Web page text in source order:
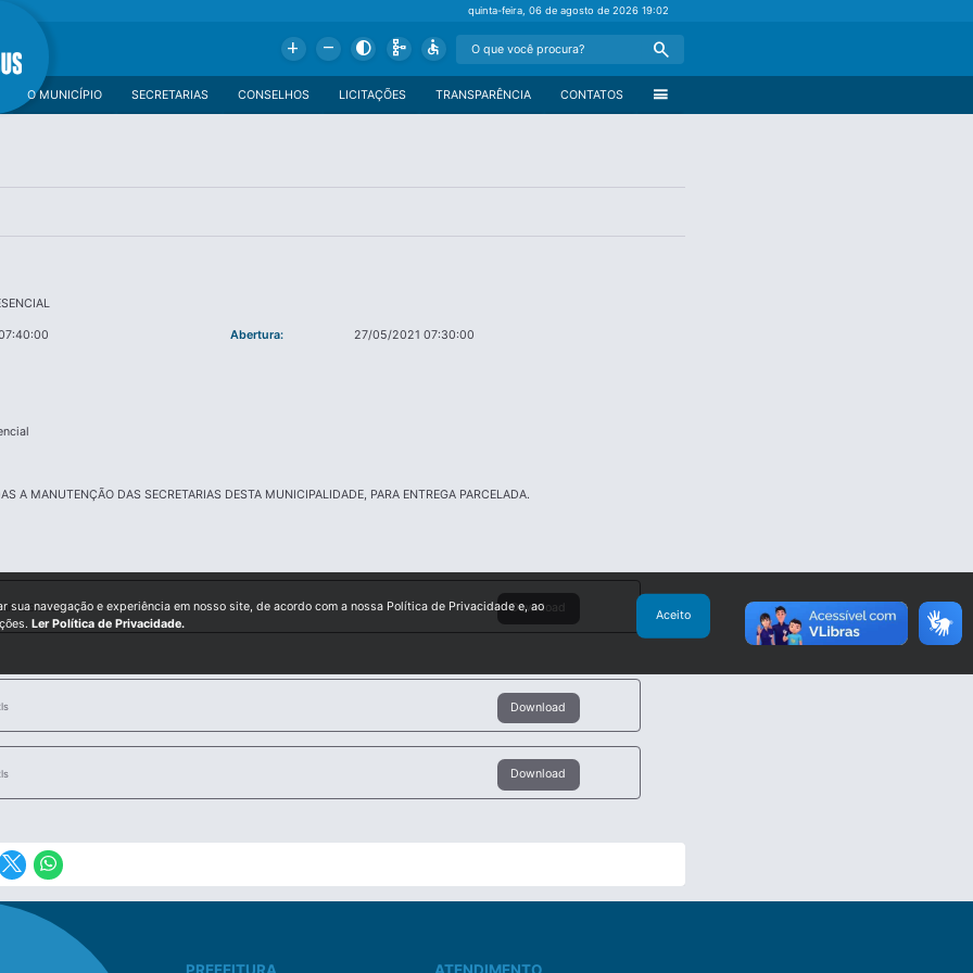
quinta-feira, 06 de agosto de 202619:02
Add Remove Contrast Schema Accessible Search
menu
CONTATOS
TRANSPARÊNCIA
LICITAÇÕES
CONSELHOS
SECRETARIAS
O MUNICÍPIO
Abertura: 27/05/2021 07:30:00
A MANUTENÇÃO DAS SECRETARIAS DESTA MUNICIPALIDADE, PARA ENTREGA PARCELADA.
Download
Download
Download
navegação e experiência em nosso site, de acordo com a nossa Política de Privacidade e, ao
Ler Política de Privacidade.
Aceito